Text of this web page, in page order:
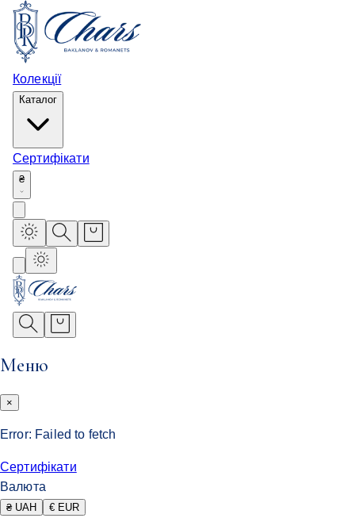
Колекції
Каталог
Сертифікати
₴
Меню
×
Error: Failed to fetch
Сертифікати
Валюта
₴ UAH € EUR